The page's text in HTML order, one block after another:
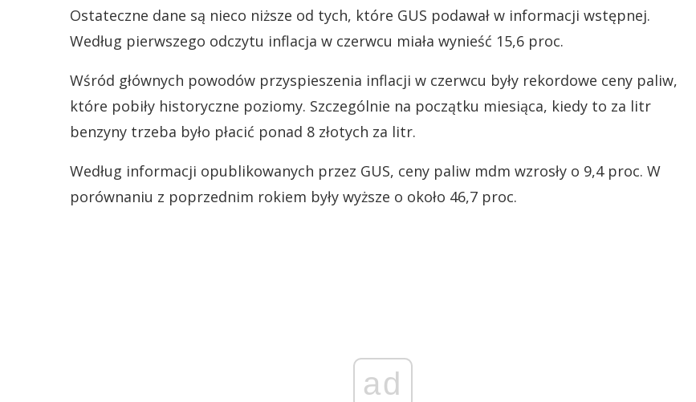
Ostateczne dane są nieco niższe od tych, które GUS podawał w informacji wstępnej.
Według pierwszego odczytu inflacja w czerwcu miała wynieść 15,6 proc.
Wśród głównych powodów przyspieszenia inflacji w czerwcu były rekordowe ceny paliw,
które pobiły historyczne poziomy. Szczególnie na początku miesiąca, kiedy to za litr
benzyny trzeba było płacić ponad 8 złotych za litr.
Według informacji opublikowanych przez GUS, ceny paliw mdm wzrosły o 9,4 proc. W
porównaniu z poprzednim rokiem były wyższe o około 46,7 proc.
ad